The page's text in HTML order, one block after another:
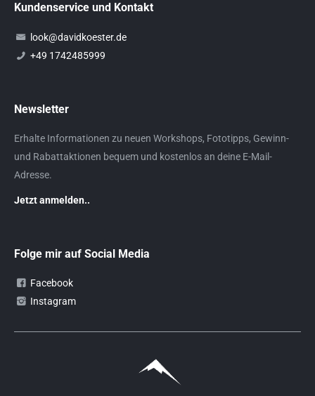
Kundenservice und Kontakt
look@davidkoester.de
+49 1742485999
Newsletter
Erhalte Informationen zu neuen Workshops, Fototipps, Gewinn-
und Rabattaktionen bequem und kostenlos an deine E-Mail-
Adresse.
Jetzt anmelden..
Folge mir auf Social Media
Facebook
Instagram